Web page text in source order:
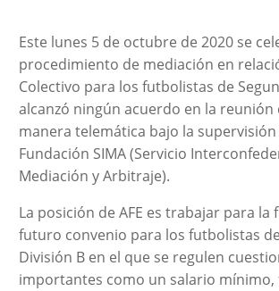
Este lunes 5 de octubre de 2020 se
procedimiento de mediación en
Colectivo para los futbolistas de
alcanzó ningún acuerdo en la reunión
manera telemática bajo la supervisión
Fundación SIMA (Servicio
Mediación y Arbitraje).
La posición de AFE es trabajar para la
futuro convenio para los futbolistas
División B en el que se regulen
importantes como un salario mínimo,